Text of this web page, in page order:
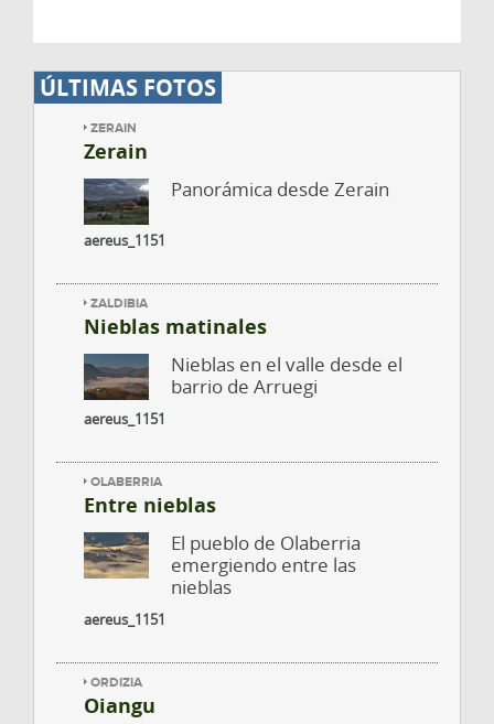
ÚLTIMAS FOTOS
ZERAIN
Zerain
Panorámica desde Zerain
aereus_1151
ZALDIBIA
Nieblas matinales
Nieblas en el valle desde el
barrio de Arruegi
aereus_1151
OLABERRIA
Entre nieblas
El pueblo de Olaberria
emergiendo entre las
nieblas
aereus_1151
ORDIZIA
Oiangu